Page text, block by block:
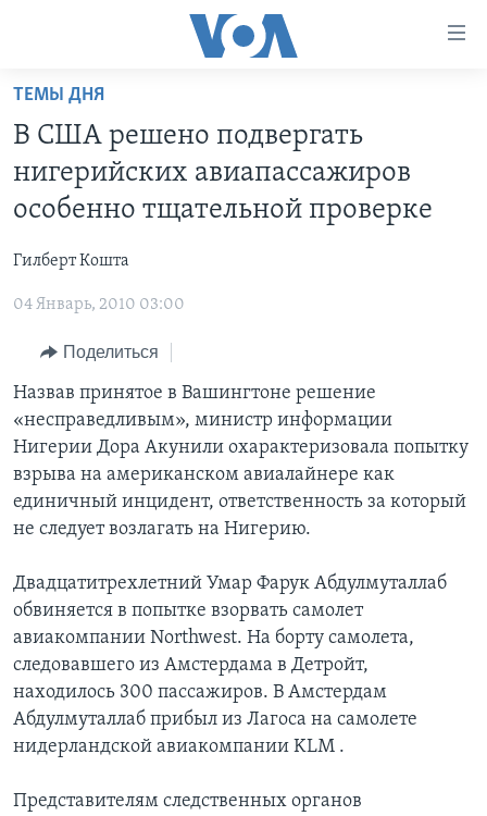
Перейти
основной
контент
Перейти
основной
навигации
Перейти
поиск
ПРОГРАММЫ
АМЕРИКА
ИТОГИ
ПОЧЕМУ ЭТО ВАЖНО?
ДИСКУССИЯ VOA
ДЕТАЛИ
НЬЮ-ЙОРК NEW YORK
АМЕРИКА. БОЛЬШОЕ ПУТЕШЕСТВИЕ
ПРОЕКТЫ
НАША АМЕРИКАНСКАЯ ИСТОРИЯ
А КАК В АМЕРИКЕ?
АРТЕФАКТЫ
АМЕРИКАНСКИЕ ГОРОДКИ
ТЕСТЫ
ИНТЕРВЬЮ
ФАКТЫ ПРОТИВ ФЕЙКОВ
ЗА СВОБОДУ ПРЕССЫ
УЧИМ АНГЛИЙСКИЙ
ВИДЕО
ПОДПИСКА НА НОВОСТИ
Learning English
СОЦИАЛЬНЫЕ СЕТИ
Языки
ТЕМЫ ДНЯ
В США решено подвергать
нигерийских авиапассажиров
особенно тщательной проверке
Гилберт Кошта
04 Январь, 2010 03:00
Поделиться
Назвав принятое в Вашингтоне решение
«несправедливым», министр информации
Нигерии Дора Акунили охарактеризовала попытку
взрыва на американском авиалайнере как
единичный инцидент, ответственность за который
не следует возлагать на Нигерию.
Двадцатитрехлетний Умар Фарук Абдулмуталлаб
обвиняется в попытке взорвать самолет
авиакомпании Northwest. На борту самолета,
следовавшего из Амстердама в Детройт,
находилось 300 пассажиров. В Амстердам
Абдулмуталлаб прибыл из Лагоса на самолете
нидерландской авиакомпании KLM .
Представителям следственных органов